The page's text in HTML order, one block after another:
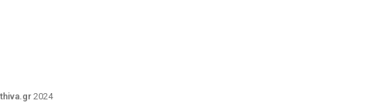
thiva.gr 2024